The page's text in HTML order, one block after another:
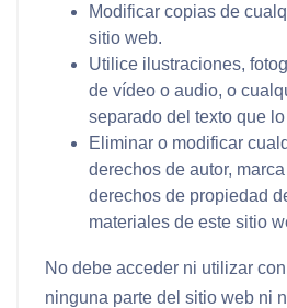
Modificar copias de
sitio web.
Utilice ilustraciones,
de vídeo o audio, o
separado del texto que
Eliminar o modificar
derechos de autor,
derechos de propiedad
materiales de este sitio
No debe acceder ni utilizar
ninguna parte del sitio web ni